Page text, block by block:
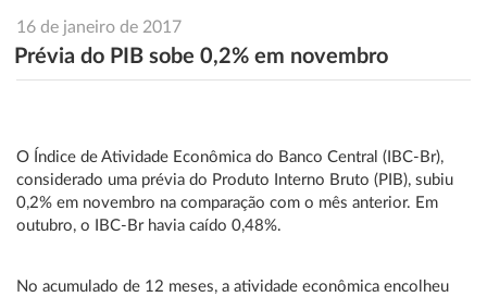
16 de janeiro de 2017
Prévia do PIB sobe 0,2% em novembro
O Índice de Atividade Econômica do Banco Central (IBC-Br),
considerado uma prévia do Produto Interno Bruto (PIB), subiu
0,2% em novembro na comparação com o mês anterior. Em
outubro, o IBC-Br havia caído 0,48%.
No acumulado de 12 meses, a atividade econômica encolheu